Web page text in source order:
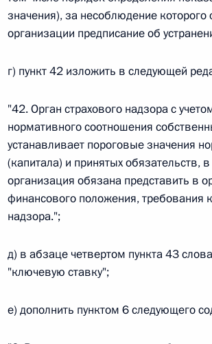
26 июля 2026 года
Федеральный закон от
26 июля 2026 года
Федеральный закон от
О внесении изменений в статью 9.21
правонарушениях
Федеральный закон от
Республики Беларусь о сотрудничестве в
значения), за несоблюдение которого
организации предписание об
г) пункт 42 изложить в следующей
"42. Орган страхового надзора с
нормативного соотношения
устанавливает пороговые значения
(капитала) и принятых обязательств,
организация обязана представить в
финансового положения, требования
надзора.";
д) в абзаце четвертом пункта 43
"ключевую ставку";
е) дополнить пунктом 6 следующего